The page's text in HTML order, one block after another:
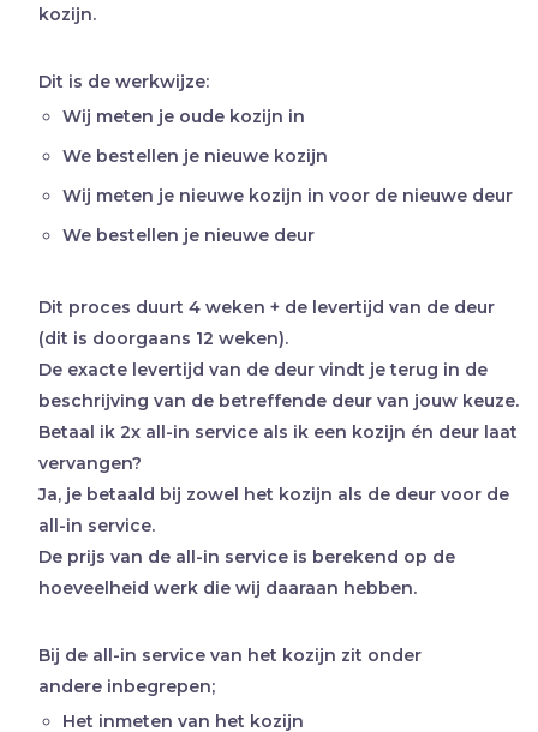
kozijn.
Dit is de werkwijze:
Wij meten je oude kozijn in
We bestellen je nieuwe kozijn
Wij meten je nieuwe kozijn in voor de nieuwe deur
We bestellen je nieuwe deur
Dit proces duurt 4 weken + de levertijd van de deur
(dit is doorgaans 12 weken).
De exacte levertijd van de deur vindt je terug in de
beschrijving van de betreffende deur van jouw keuze.
Betaal ik 2x all-in service als ik een kozijn én deur laat
vervangen?
Ja, je betaald bij zowel het kozijn als de deur voor de
all-in service.
De prijs van de all-in service is berekend op de
hoeveelheid werk die wij daaraan hebben.
Bij de all-in service van het kozijn zit onder
andere inbegrepen;
Het inmeten van het kozijn